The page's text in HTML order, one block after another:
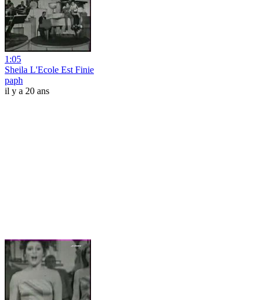
1:05
Sheila L'Ecole Est Finie
paph
il y a 20 ans